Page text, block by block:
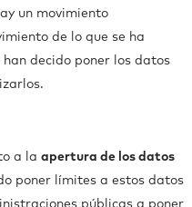
un movimiento
de lo que se ha
decido poner los datos
a la apertura de los datos
poner límites a estos datos
públicas a poner